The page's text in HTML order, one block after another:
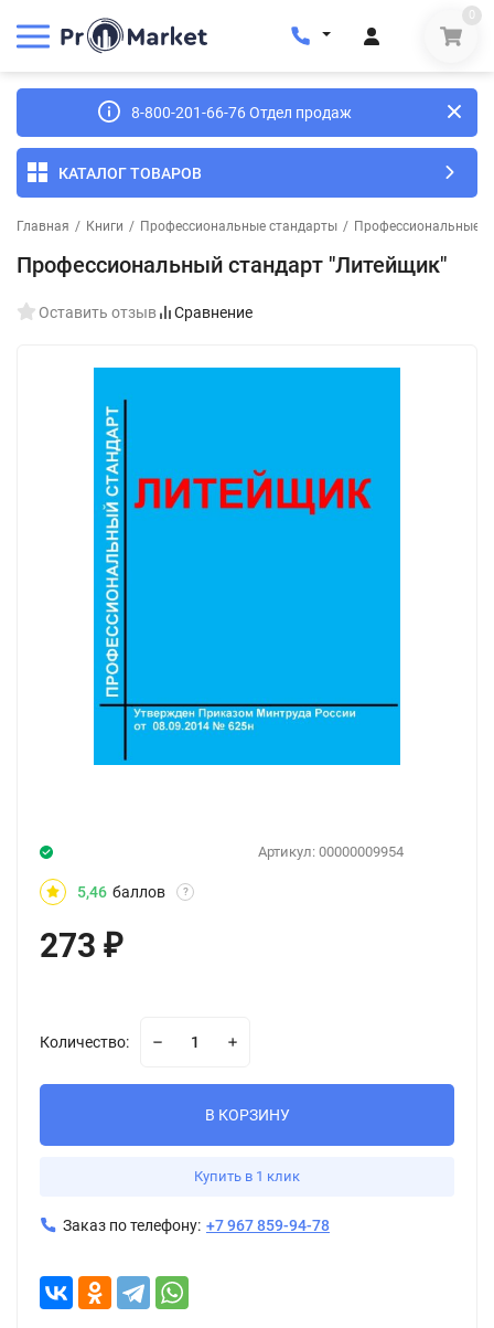
0
8-800-201-66-76 Отдел продаж
КАТАЛОГ ТОВАРОВ
Главная / Книги / Профессиональные стандарты / Профессиональные
Профессиональный стандарт "Литейщик"
Оставить отзыв Сравнение
Артикул: 00000009954
5,46 баллов ?
273 ₽
Количество:
В КОРЗИНУ
Купить в 1 клик
Заказ по телефону: +7 967 859-94-78